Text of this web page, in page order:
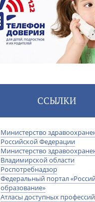
ССЫЛКИ
Министерство
Российской Федерации
Министерство
Владимирской области
Роспотребнадзор
Федеральный портал
образование»
Атласы доступных профессий